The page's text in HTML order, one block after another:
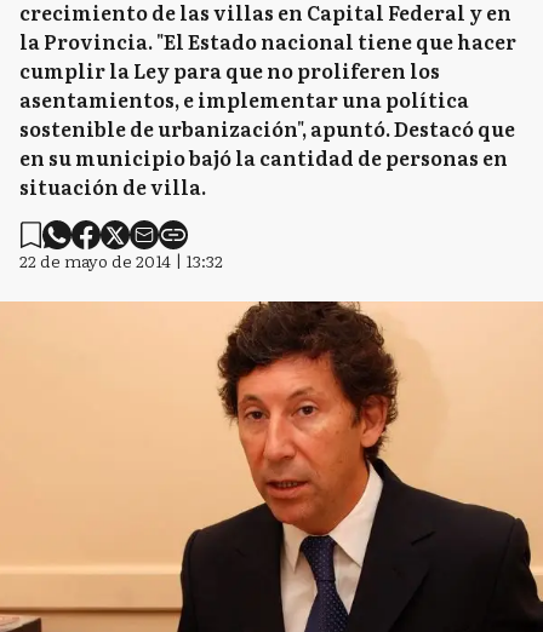
crecimiento de las villas en Capital Federal y en
la Provincia. "El Estado nacional tiene que hacer
cumplir la Ley para que no proliferen los
asentamientos, e implementar una política
sostenible de urbanización", apuntó. Destacó que
en su municipio bajó la cantidad de personas en
situación de villa.
22 de mayo de 2014 | 13:32